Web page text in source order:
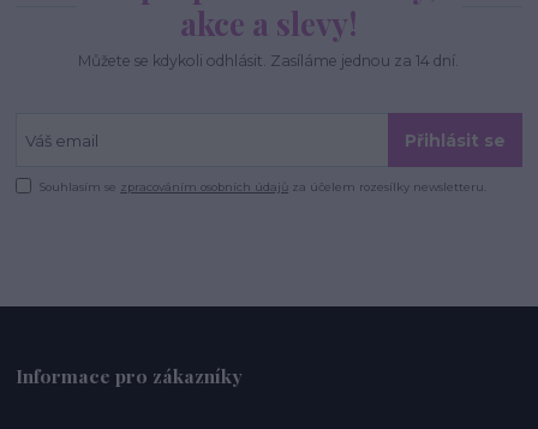
akce a slevy!
Můžete se kdykoli odhlásit. Zasíláme jednou za 14 dní.
Přihlásit se
Souhlasím se zpracováním osobních údajů za účelem rozesílky newsletteru.
Informace pro zákazníky